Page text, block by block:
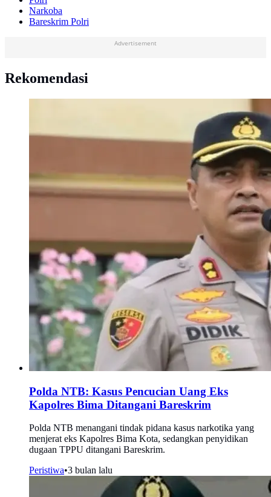
Narkoba
Bareskrim Polri
Advertisement
Rekomendasi
Polda NTB: Kasus Pencucian Uang Eks
Kapolres Bima Ditangani Bareskrim
Polda NTB menangani tindak pidana kasus narkotika yang
menjerat eks Kapolres Bima Kota, sedangkan penyidikan
dugaan TPPU ditangani Bareskrim.
Peristiwa•3 bulan lalu